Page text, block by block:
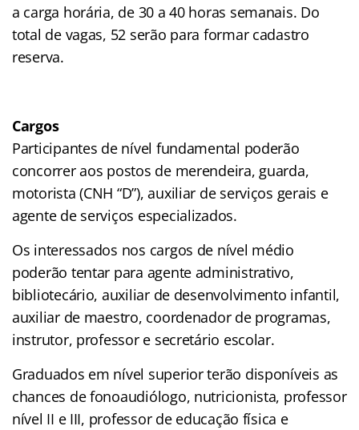
a carga horária, de 30 a 40 horas semanais. Do
total de vagas, 52 serão para formar cadastro
reserva.
Cargos
Participantes de nível fundamental poderão
concorrer aos postos de merendeira, guarda,
motorista (CNH “D”), auxiliar de serviços gerais e
agente de serviços especializados.
Os interessados nos cargos de nível médio
poderão tentar para agente administrativo,
bibliotecário, auxiliar de desenvolvimento infantil,
auxiliar de maestro, coordenador de programas,
instrutor, professor e secretário escolar.
Graduados em nível superior terão disponíveis as
chances de fonoaudiólogo, nutricionista, professor
nível II e III, professor de educação física e